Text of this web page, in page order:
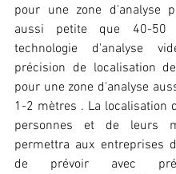
pour une zone d'analyse
aussi petite que 40-50
technologie d'analyse
précision de localisation
pour une zone d'analyse
1-2 mètres . La localisation
personnes et de leurs
permettra aux entreprises
de prévoir avec